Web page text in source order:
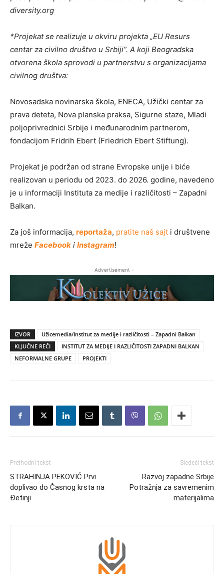
diversity.org
*Projekat se realizuje u okviru projekta „EU Resurs
centar za civilno društvo u Srbiji“. A koji Beogradska
otvorena škola sprovodi u partnerstvu s organizacijama
civilnog društva:
Novosadska novinarska škola, ENECA, Užički centar za
prava deteta, Nova planska praksa, Sigurne staze, Mladi
poljoprivrednici Srbije i međunarodnim partnerom,
fondacijom Fridrih Ebert (Friedrich Ebert Stiftung).
Projekat je podržan od strane Evropske unije i biće
realizovan u periodu od 2023. do 2026. godine, navedeno
je u informaciji Instituta za medije i različitosti – Zapadni
Balkan.
Za još informacija, reportaža, pratite naš sajt i društvene
mreže Facebook i Instagram!
- Advertisement -
IZVOR
Užicemedia/Institut za medije i različitosti – Zapadni Balkan
KLJUČNE REČI
INSTITUT ZA MEDIJE I RAZLIČITOSTI ZAPADNI BALKAN
NEFORMALNE GRUPE
PROJEKTI
Prethodni tekst
STRAHINJA PEKOVIĆ Prvi
doplivao do Časnog krsta na
Đetinji
Sledeći tekst
Razvoj zapadne Srbije
Potražnja za savremenim
materijalima